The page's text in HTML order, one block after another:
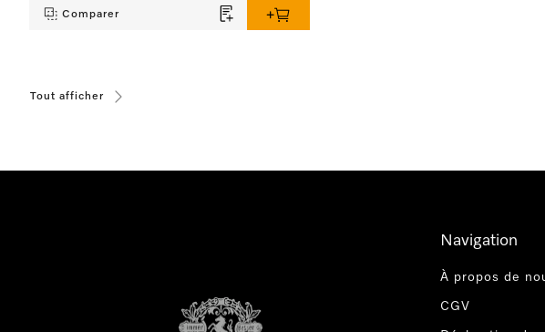
Comparer
Tout afficher
Navigation
À propos de
CGV